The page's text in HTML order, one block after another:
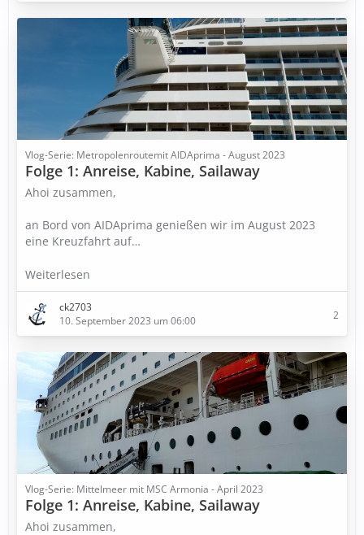
Vlog-Serie: Metropolenroutemit AIDAprima - August 2023
Folge 1: Anreise, Kabine, Sailaway
Ahoi zusammen,
an Bord von AIDAprima genießen wir im August 2023
eine Kreuzfahrt auf…
Weiterlesen
ck2703
10. September 2023 um 06:00
2
Vlog-Serie: Mittelmeer mit MSC Armonia - April 2023
Folge 1: Anreise, Kabine, Sailaway
Ahoi zusammen,